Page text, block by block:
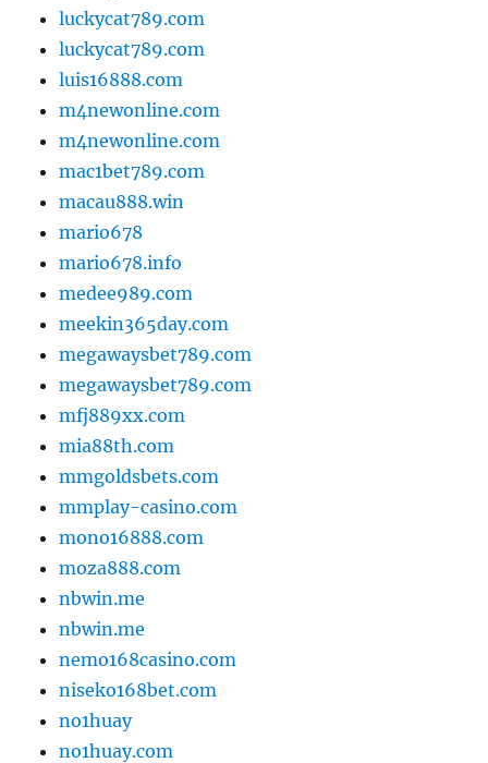
luckycat789.com
luckycat789.com
luis16888.com
m4newonline.com
m4newonline.com
mac1bet789.com
macau888.win
mario678
mario678.info
medee989.com
meekin365day.com
megawaysbet789.com
megawaysbet789.com
mfj889xx.com
mia88th.com
mmgoldsbets.com
mmplay-casino.com
mono16888.com
moza888.com
nbwin.me
nbwin.me
nemo168casino.com
niseko168bet.com
no1huay
no1huay.com